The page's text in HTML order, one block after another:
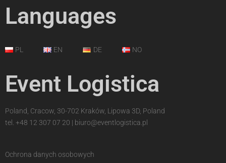
Languages
PL EN DE NO
Event Logistica
Poland, Cracow, 30-702 Kraków, Lipowa 3D, Poland
tel. +48 12 307 07 20 | biuro@eventlogistica.pl
Ochrona danych osobowych